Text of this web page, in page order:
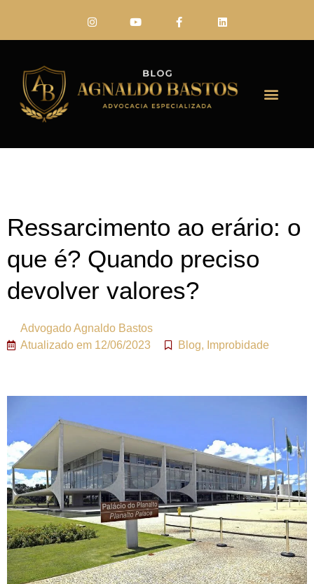
Ressarcimento ao erário: o
que é? Quando preciso
devolver valores?
AdvogadoAgnaldo Bastos
Atualizado em 12/06/2023 Blog, Improbidade